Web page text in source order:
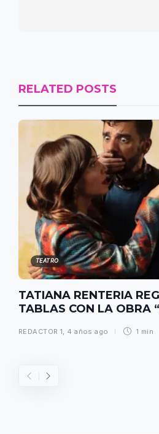
RELATED POSTS
TEATRO
TATIANA RENTERIA
TABLAS CON LA OBRA
REDACTOR 1, 4 años ago 1 min